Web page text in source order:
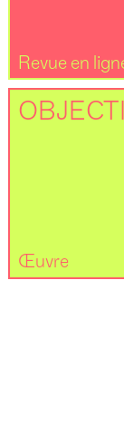
Revue en
Œuvre